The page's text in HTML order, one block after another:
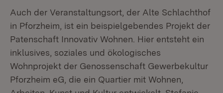
Auch der Veranstaltungsort, der Alte Schlachthof
in Pforzheim, ist ein beispielgebendes Projekt der
Patenschaft Innovativ Wohnen. Hier entsteht ein
inklusives, soziales und ökologisches
Wohnprojekt der Genossenschaft Gewerbekultur
Pforzheim eG, die ein Quartier mit Wohnen,